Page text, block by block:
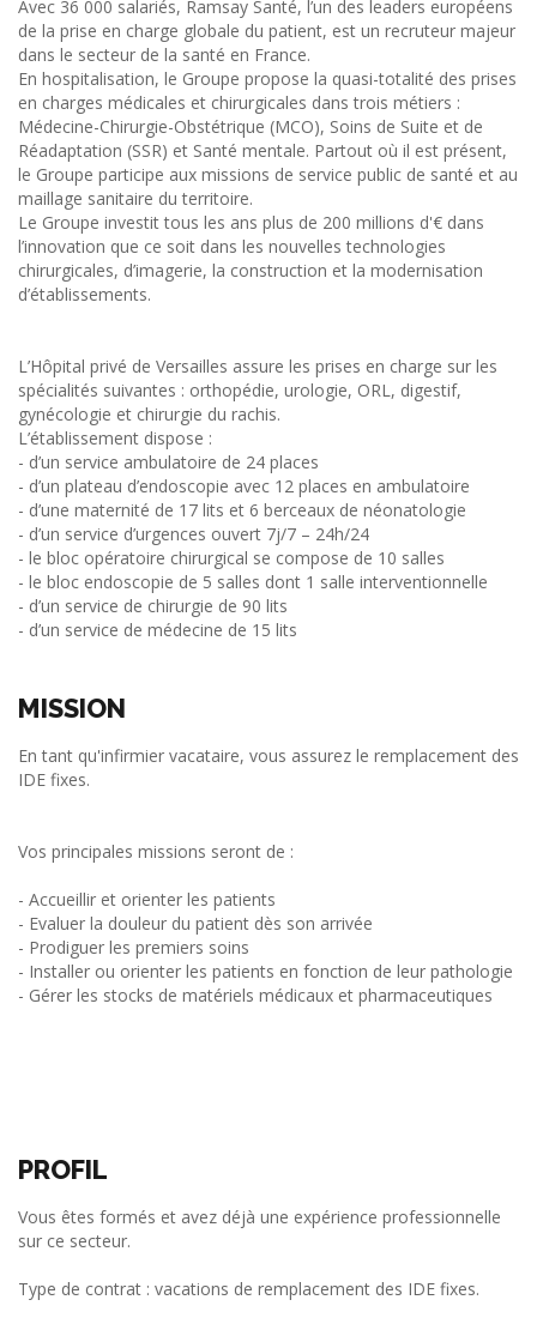
Avec 36 000 salariés, Ramsay Santé, l’un des leaders européens
de la prise en charge globale du patient, est un recruteur majeur
dans le secteur de la santé en France.
En hospitalisation, le Groupe propose la quasi-totalité des prises
en charges médicales et chirurgicales dans trois métiers :
Médecine-Chirurgie-Obstétrique (MCO), Soins de Suite et de
Réadaptation (SSR) et Santé mentale. Partout où il est présent,
le Groupe participe aux missions de service public de santé et au
maillage sanitaire du territoire.
Le Groupe investit tous les ans plus de 200 millions d'€ dans
l’innovation que ce soit dans les nouvelles technologies
chirurgicales, d’imagerie, la construction et la modernisation
d’établissements.
L’Hôpital privé de Versailles assure les prises en charge sur les
spécialités suivantes : orthopédie, urologie, ORL, digestif,
gynécologie et chirurgie du rachis.
L’établissement dispose :
- d’un service ambulatoire de 24 places
- d’un plateau d’endoscopie avec 12 places en ambulatoire
- d’une maternité de 17 lits et 6 berceaux de néonatologie
- d’un service d’urgences ouvert 7j/7 – 24h/24
- le bloc opératoire chirurgical se compose de 10 salles
- le bloc endoscopie de 5 salles dont 1 salle interventionnelle
- d’un service de chirurgie de 90 lits
- d’un service de médecine de 15 lits
MISSION
En tant qu'infirmier vacataire, vous assurez le remplacement des
IDE fixes.
Vos principales missions seront de :
- Accueillir et orienter les patients
- Evaluer la douleur du patient dès son arrivée
- Prodiguer les premiers soins
- Installer ou orienter les patients en fonction de leur pathologie
- Gérer les stocks de matériels médicaux et pharmaceutiques
PROFIL
Vous êtes formés et avez déjà une expérience professionnelle
sur ce secteur.
Type de contrat : vacations de remplacement des IDE fixes.